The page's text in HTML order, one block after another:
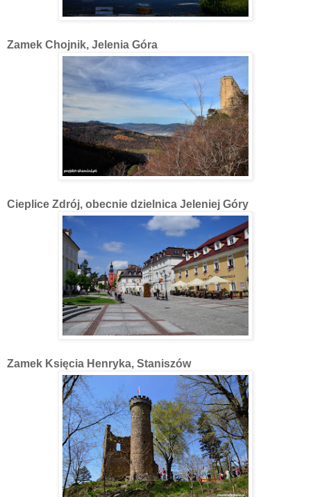
Zamek Chojnik, Jelenia Góra
Cieplice Zdrój, obecnie dzielnica Jeleniej Góry
Zamek Księcia Henryka, Staniszów